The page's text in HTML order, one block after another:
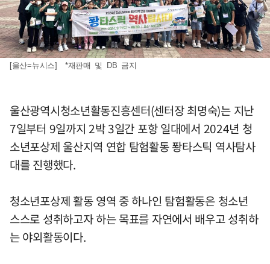
[울산=뉴시스] *재판매 및 DB 금지
울산광역시청소년활동진흥센터(센터장 최명숙)는 지난
7일부터 9일까지 2박 3일간 포항 일대에서 2024년 청
소년포상제 울산지역 연합 탐험활동 퐝타스틱 역사탐사
대를 진행했다.
청소년포상제 활동 영역 중 하나인 탐험활동은 청소년
스스로 성취하고자 하는 목표를 자연에서 배우고 성취하
는 야외활동이다.